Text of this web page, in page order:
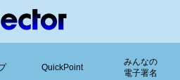
QuickPoint
みんなの
電子署名